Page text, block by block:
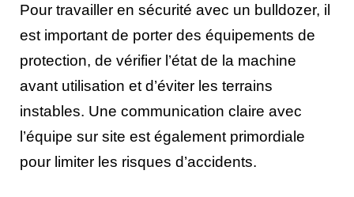
Pour travailler en sécurité avec un bulldozer, il
est important de porter des équipements de
protection, de vérifier l’état de la machine
avant utilisation et d’éviter les terrains
instables. Une communication claire avec
l’équipe sur site est également primordiale
pour limiter les risques d’accidents.